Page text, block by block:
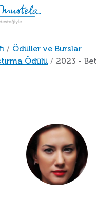
Ödüller ve Burslar
Ödülü
2023 -